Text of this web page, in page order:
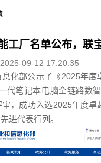
工厂名单公布，联
2025-09-12 17:20:35
化部公示了《2025年度
代笔记本电脑全链路数
审，成功入选2025年度卓
进代表行列。